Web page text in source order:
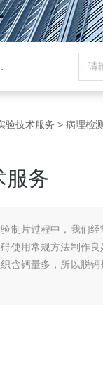
验技术服务 > 病理检
服务
制片过程中，我们
使用常规方法制作
含钙量多，所以脱